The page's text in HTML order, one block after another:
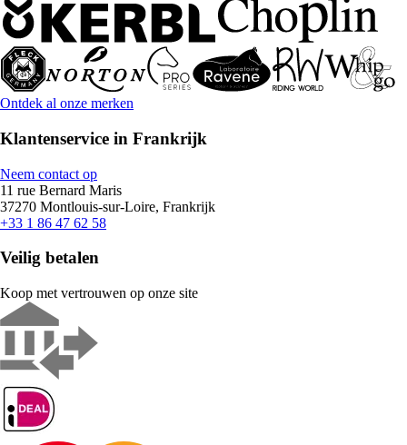
Ontdek al onze merken
Klantenservice in Frankrijk
Neem contact op
11 rue Bernard Maris
37270 Montlouis-sur-Loire, Frankrijk
+33 1 86 47 62 58
Veilig betalen
Koop met vertrouwen op onze site